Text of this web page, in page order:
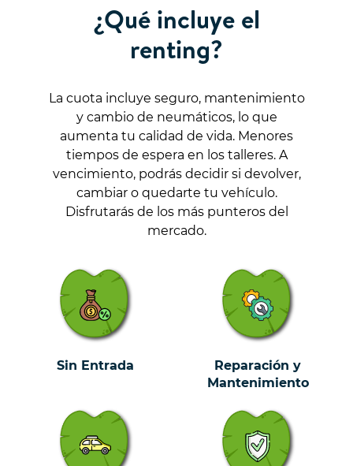
¿Qué incluye el
renting?
La cuota incluye seguro, mantenimiento
y cambio de neumáticos, lo que
aumenta tu calidad de vida. Menores
tiempos de espera en los talleres. A
vencimiento, podrás decidir si devolver,
cambiar o quedarte tu vehículo.
Disfrutarás de los más punteros del
mercado.
Sin Entrada
Reparación y
Mantenimiento